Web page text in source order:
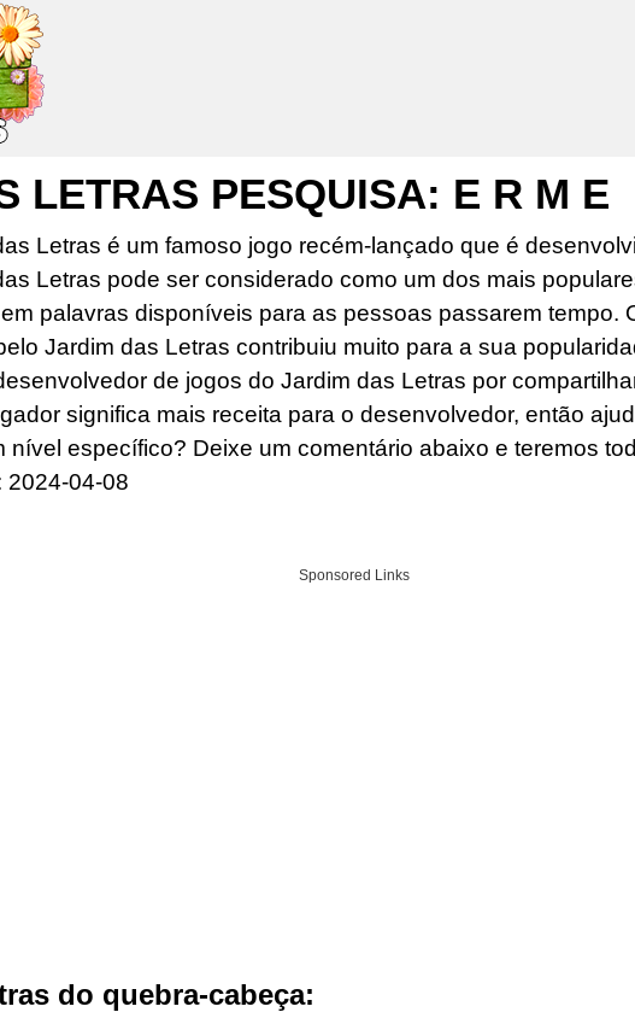
LETRAS PESQUISA: E R M E
Letras é um famoso jogo recém-lançado que é
Letras pode ser considerado como um dos mais
palavras disponíveis para as pessoas passarem tempo.
Jardim das Letras contribuiu muito para a sua
de jogos do Jardim das Letras por
significa mais receita para o desenvolvedor, então
nível específico? Deixe um comentário abaixo e teremos
2024-04-08
Sponsored Links
do quebra-cabeça: